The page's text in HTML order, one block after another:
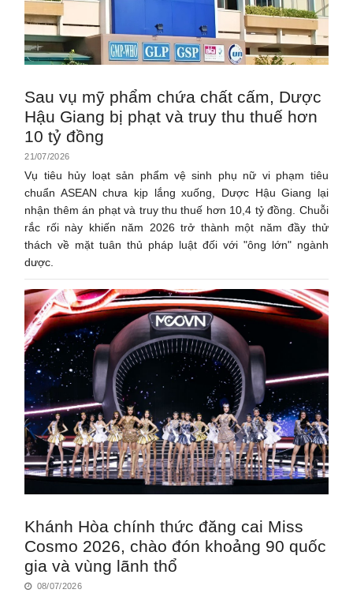
Sau vụ mỹ phẩm chứa chất cấm, Dược
Hậu Giang bị phạt và truy thu thuế hơn
10 tỷ đồng
21/07/2026
Vụ tiêu hủy loạt sản phẩm vệ sinh phụ nữ vi phạm tiêu
chuẩn ASEAN chưa kịp lắng xuống, Dược Hậu Giang lại
nhận thêm án phạt và truy thu thuế hơn 10,4 tỷ đồng. Chuỗi
rắc rối này khiến năm 2026 trở thành một năm đầy thử
thách về mặt tuân thủ pháp luật đối với "ông lớn" ngành
dược.
Khánh Hòa chính thức đăng cai Miss
Cosmo 2026, chào đón khoảng 90 quốc
gia và vùng lãnh thổ
08/07/2026